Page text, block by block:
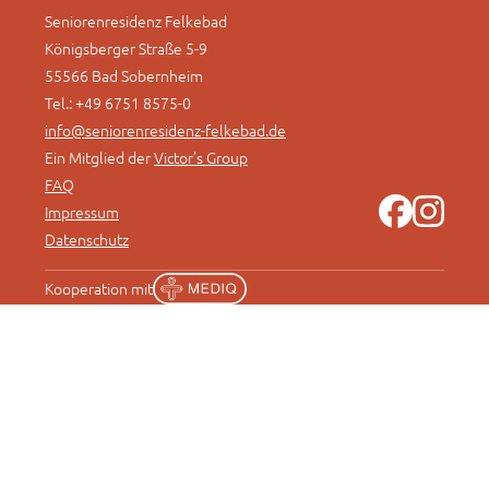
Seniorenresidenz Felkebad
Königsberger Straße 5-9
55566 Bad Sobernheim
Tel.: +49 6751 8575-0
info@seniorenresidenz-felkebad.de
Ein Mitglied derVictor’s Group
FAQ
Impressum
Datenschutz
Kooperation mit